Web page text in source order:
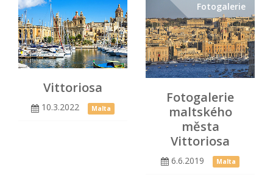
Vittoriosa
10.3.2022 Malta
Fotogalerie
Fotogalerie
maltského
města
Vittoriosa
6.6.2019 Malta